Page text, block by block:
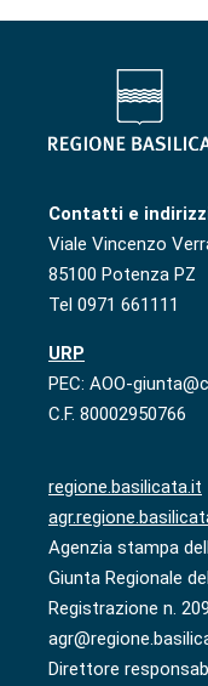
Contatti e
Viale Vincenzo
85100 Potenza PZ
Tel 0971 661111
URP
PEC: AOO-
C.F. 80002950766
regione.basilicata.it
Agenzia stampa
Giunta Regionale
Registrazione n.
Direttore